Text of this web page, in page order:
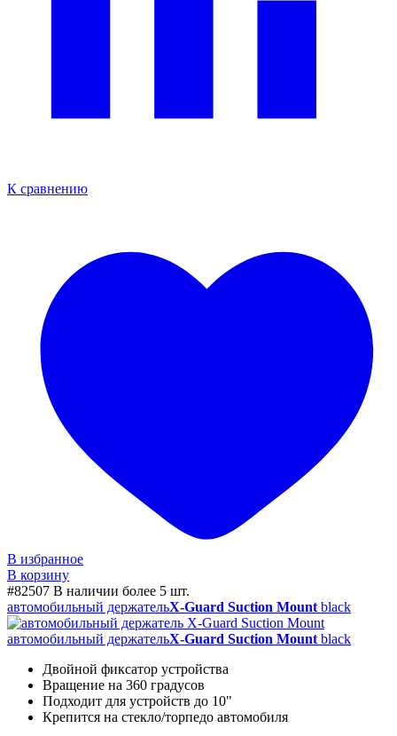
К сравнению
В избранное
В корзину
#82507 В наличии более 5 шт.
автомобильный держательX-Guard Suction Mount black
автомобильный держательX-Guard Suction Mount black
Двойной фиксатор устройства
Вращение на 360 градусов
Подходит для устройств до 10"
Крепится на стекло/торпедо автомобиля